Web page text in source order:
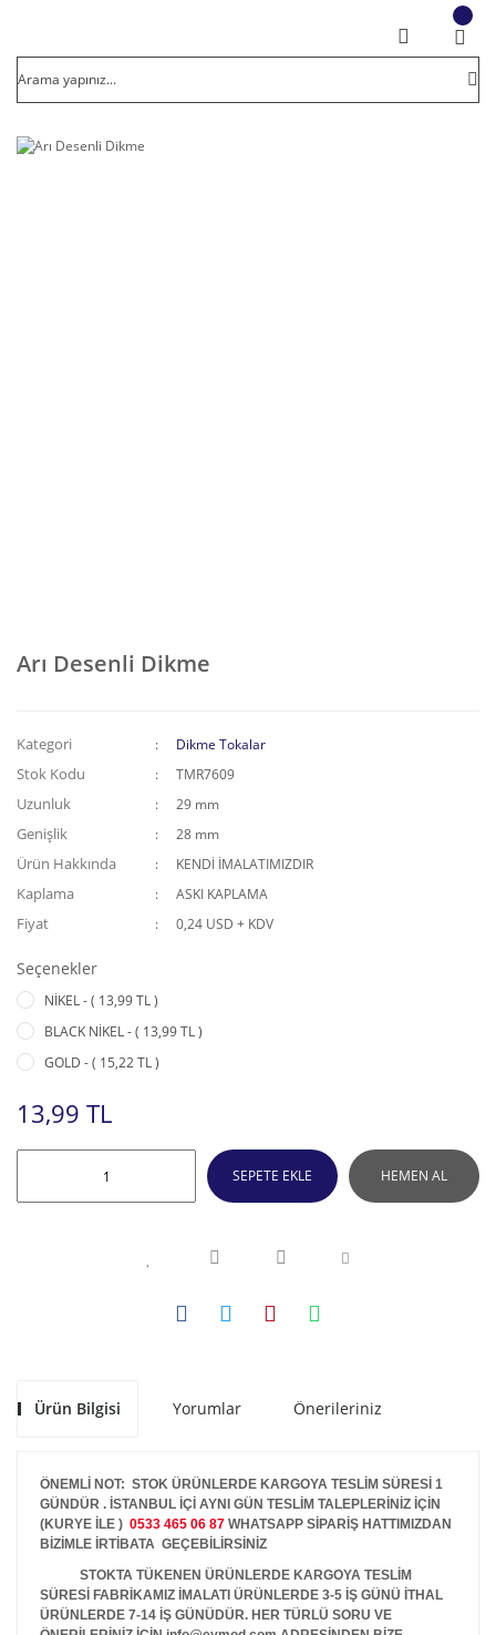
Arı Desenli Dikme
Kategori Dikme Tokalar
Stok Kodu TMR7609
Uzunluk 29 mm
Genişlik 28 mm
Ürün Hakkında KENDİ İMALATIMIZDIR
Kaplama ASKI KAPLAMA
Fiyat 0,24 USD + KDV
Seçenekler
NİKEL - ( 13,99 TL )
BLACK NİKEL - ( 13,99 TL )
GOLD - ( 15,22 TL )
13,99 TL
SEPETE EKLE HEMEN AL
Ürün Bilgisi Yorumlar Önerileriniz
ÖNEMLİ NOT: STOK ÜRÜNLERDE KARGOYA TESLİM SÜRESİ 1
GÜNDÜR . İSTANBUL İÇİ AYNI GÜN TESLİM TALEPLERİNİZ İÇİN
(KURYE İLE ) 0533 465 06 87 WHATSAPP SİPARİŞ HATTIMIZDAN
BİZİMLE İRTİBATA GEÇEBİLİRSİNİZ
STOKTA TÜKENEN ÜRÜNLERDE KARGOYA TESLİM
SÜRESİ FABRİKAMIZ İMALATI ÜRÜNLERDE 3-5 İŞ GÜNÜ İTHAL
ÜRÜNLERDE 7-14 İŞ GÜNÜDÜR. HER TÜRLÜ SORU VE